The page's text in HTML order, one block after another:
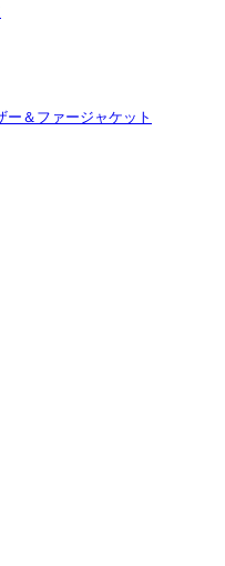
ー＆ファージャケット